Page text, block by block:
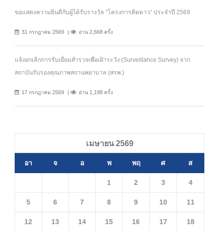
ขอแสดงความยินดีกับผู้ได้รับรางวัล “โครงการติดดาว” ประจำปี 2569
31 กรกฎาคม 2569 อ่าน 2,668 ครั้ง
แจ้งยกเลิกการรับเยี่ยมสำรวจเพื่อเฝ้าระวัง (Surveillance Survey) จาก
สถาบันรับรองคุณภาพสถานพยาบาล (สรพ.)
17 กรกฎาคม 2569 อ่าน 1,198 ครั้ง
เมษายน 2569
อา จ อ พ พฤ ศ ส
1 2 3 4
5 6 7 8 9 10 11
12 13 14 15 16 17 18